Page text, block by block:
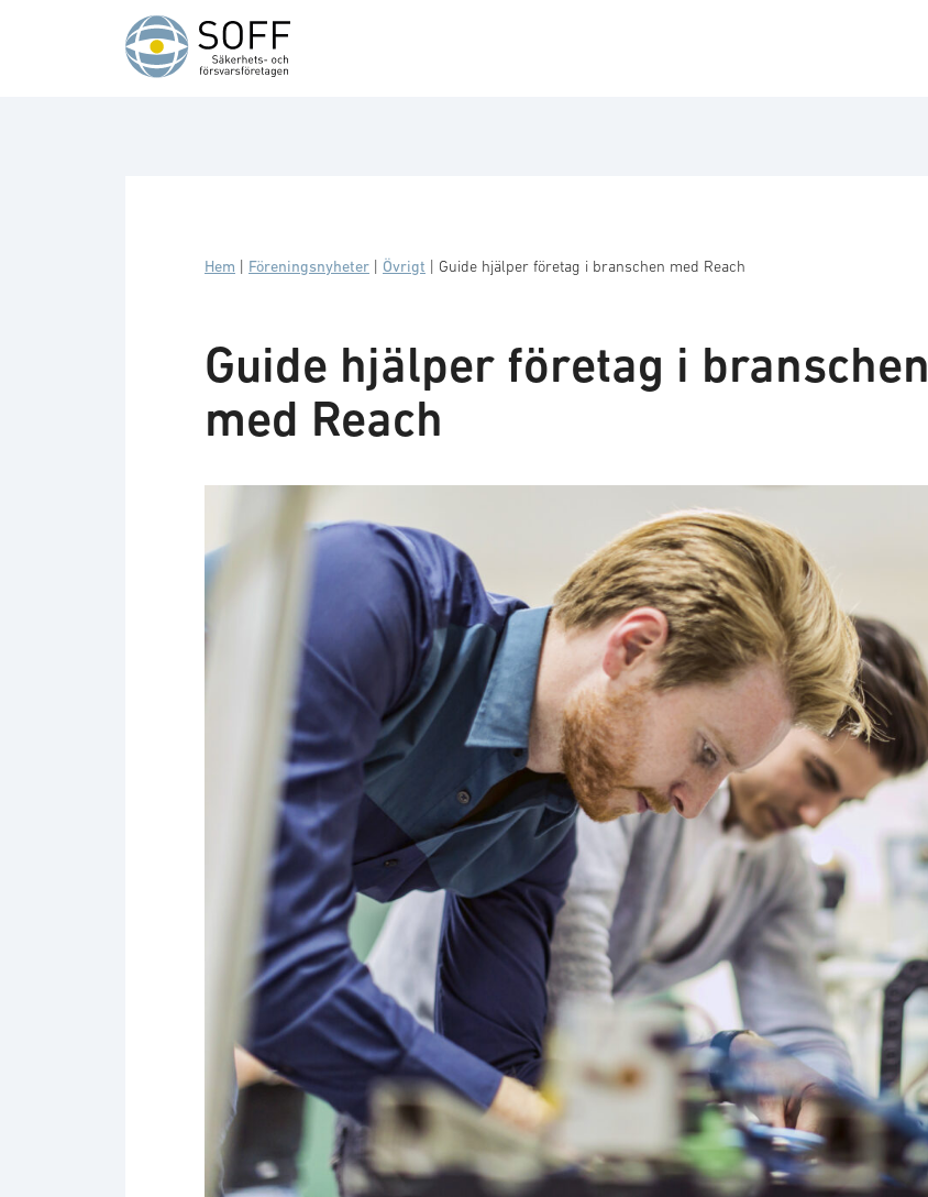
Hoppa till innehåll
Hem Föreningsnyheter Övrigt Guide hjälper företag i branschen med Reach
Guide hjälper företag i branschen
med Reach